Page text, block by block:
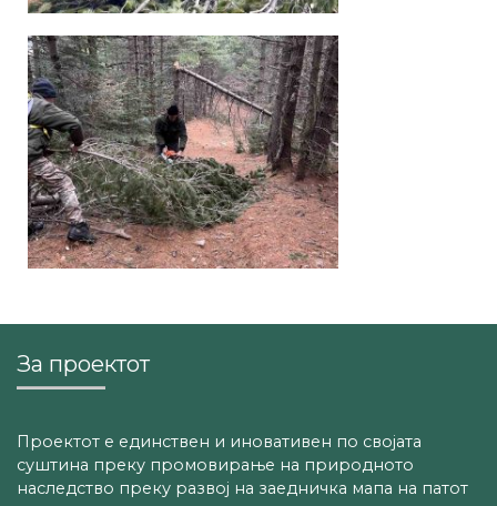
За проектот
Проектот е единствен и иновативен по својата
суштина преку промовирање на природното
наследство преку развој на заедничка мапа на патот